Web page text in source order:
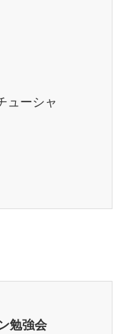
ューシャ
勉強会